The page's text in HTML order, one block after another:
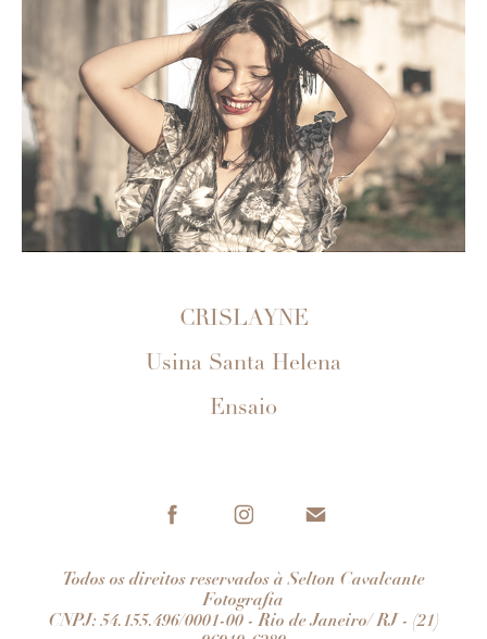
CRISLAYNE
Usina Santa Helena
Ensaio
Todos os direitos reservados à Selton Cavalcante
Fotografia
CNPJ: 54.155.496/0001-00 - Rio de Janeiro/ RJ - (21)